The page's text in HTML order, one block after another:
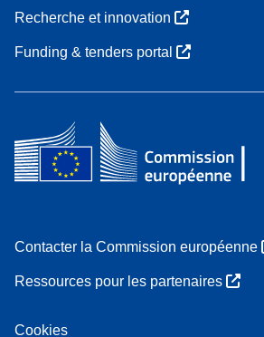
Recherche et innovation
Funding & tenders portal
Contacter la Commission européenne
Ressources pour les partenaires
Cookies